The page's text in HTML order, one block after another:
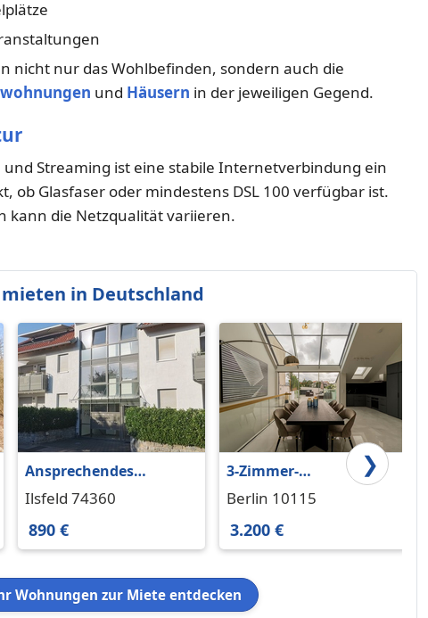
nicht nur das Wohlbefinden, sondern auch die
und Häusern in der jeweiligen Gegend.
Streaming ist eine stabile Internetverbindung ein
ob Glasfaser oder mindestens DSL 100 verfügbar ist.
kann die Netzqualität variieren.
in Deutschland
Ansprechendes
Appartement in
Ilsfeld 74360
890 €
3-Zimmer-
Penthousewohnung in
Berlin 10115
3.200 €
❯
Wohnungen zur Miete entdecken